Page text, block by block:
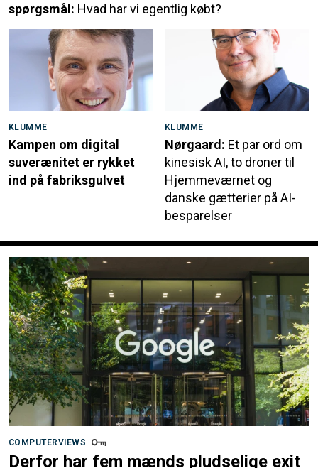
spørgsmål: Hvad har vi egentlig købt?
KLUMME
Kampen om digital
suverænitet er rykket
ind på fabriksgulvet
KLUMME
Nørgaard: Et par ord om
kinesisk AI, to droner til
Hjemmeværnet og
danske gætterier på AI-
besparelser
COMPUTERVIEWS
Derfor har fem mænds pludselige exit